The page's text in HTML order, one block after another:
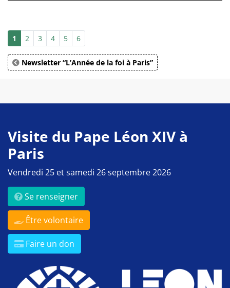
1 2 3 4 5 6
Newsletter “L’Année de la foi à Paris”
Visite du Pape Léon XIV à
Paris
Vendredi 25 et samedi 26 septembre 2026
Se renseigner
Être volontaire
Faire un don